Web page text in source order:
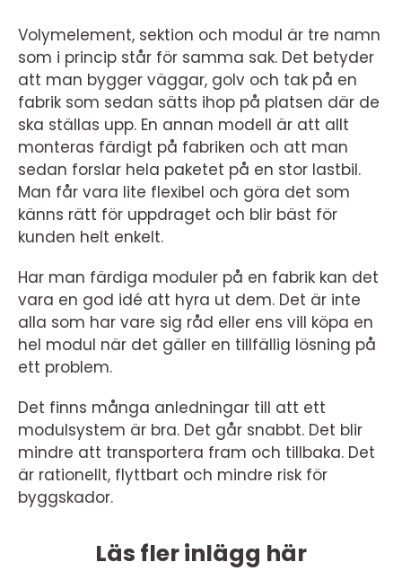
Volymelement, sektion och modul är tre namn
som i princip står för samma sak. Det betyder
att man bygger väggar, golv och tak på en
fabrik som sedan sätts ihop på platsen där de
ska ställas upp. En annan modell är att allt
monteras färdigt på fabriken och att man
sedan forslar hela paketet på en stor lastbil.
Man får vara lite flexibel och göra det som
känns rätt för uppdraget och blir bäst för
kunden helt enkelt.
Har man färdiga moduler på en fabrik kan det
vara en god idé att hyra ut dem. Det är inte
alla som har vare sig råd eller ens vill köpa en
hel modul när det gäller en tillfällig lösning på
ett problem.
Det finns många anledningar till att ett
modulsystem är bra. Det går snabbt. Det blir
mindre att transportera fram och tillbaka. Det
är rationellt, flyttbart och mindre risk för
byggskador.
Läs fler inlägg här